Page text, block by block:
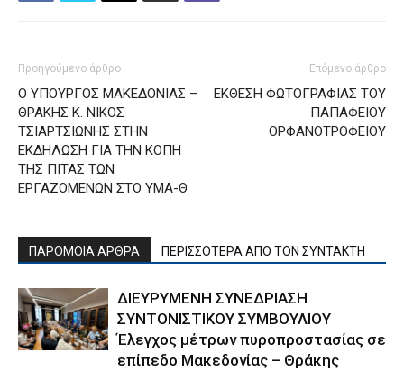
Προηγούμενο άρθρο
Ο ΥΠΟΥΡΓΟΣ ΜΑΚΕΔΟΝΙΑΣ –
ΘΡΑΚΗΣ Κ. ΝΙΚΟΣ
ΤΣΙΑΡΤΣΙΩΝΗΣ ΣΤΗΝ
ΕΚΔΗΛΩΣΗ ΓΙΑ ΤΗΝ ΚΟΠΗ
ΤΗΣ ΠΙΤΑΣ ΤΩΝ
ΕΡΓΑΖΟΜΕΝΩΝ ΣΤΟ ΥΜΑ-Θ
Επόμενο άρθρο
ΕΚΘΕΣΗ ΦΩΤΟΓΡΑΦΙΑΣ ΤΟΥ
ΠΑΠΑΦΕΙΟΥ
ΟΡΦΑΝΟΤΡΟΦΕΙΟΥ
ΠΑΡΟΜΟΙΑ ΑΡΘΡΑ ΠΕΡΙΣΣΟΤΕΡΑ ΑΠΟ ΤΟΝ ΣΥΝΤΑΚΤΗ
ΔΙΕΥΡΥΜΕΝΗ ΣΥΝΕΔΡΙΑΣΗ
ΣΥΝΤΟΝΙΣΤΙΚΟΥ ΣΥΜΒΟΥΛΙΟΥ
Έλεγχος μέτρων πυροπροστασίας σε
επίπεδο Μακεδονίας – Θράκης